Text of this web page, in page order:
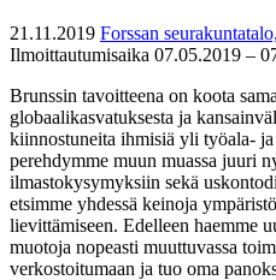
21.11.2019 Forssan
Ilmoittautumisaika 07.05.2019 –
Brunssin tavoitteena on koota
globaalikasvatuksesta ja
kiinnostuneita ihmisiä yli työala-
perehdymme muun muassa juuri
ilmastokysymyksiin sekä
etsimme yhdessä keinoja
lievittämiseen. Edelleen haemme
muotoja nopeasti muuttuvassa
verkostoitumaan ja tuo oma